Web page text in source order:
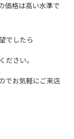
価格は高い水準で
でしたら
ださい。
でお気軽にご来店